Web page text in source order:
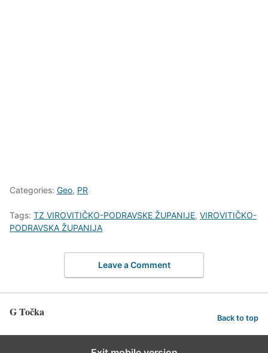
Categories: Geo, PR
Tags: TZ VIROVITIČKO-PODRAVSKE ŽUPANIJE, VIROVITIČKO-
PODRAVSKA ŽUPANIJA
Leave a Comment
G Točka Back to top